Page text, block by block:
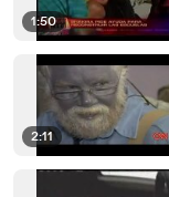
1:50
2:11